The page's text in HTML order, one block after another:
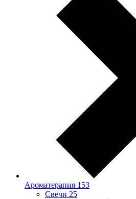
Ароматерапия 153
Свечи 25